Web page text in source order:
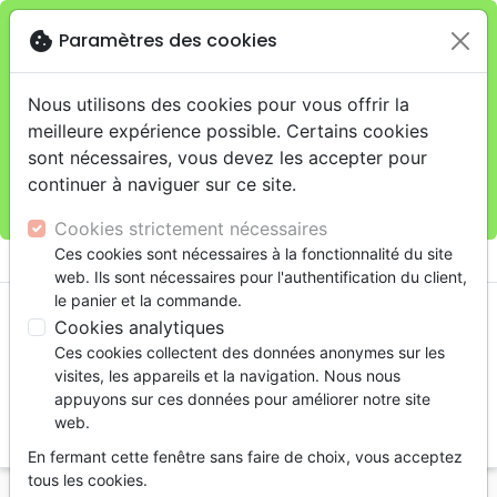
Je veux retirer ma commande au 11 rue de Rive,
Genèveclose
warningCette boutique en ligne est limitée au retrait en
magasin.
Pour les livraisons à domicile, veuillez passer vos
commandes sur la boutique La Maison de la Bible
shopping_cart
cookie Paramètres des cookies
Nous utilisons des cookies pour vous offrir la
meilleure expérience possible. Certains cookies
sont nécessaires, vous devez les accepter pour
continuer à naviguer sur ce site.
Cookies strictement nécessaires
Ces cookies sont nécessaires à la fonctionnalité du site
web. Ils sont nécessaires pour l'authentification du client,
le panier et la commande.
Cookies analytiques
Ces cookies collectent des données anonymes sur les
visites, les appareils et la navigation. Nous nous
appuyons sur ces données pour améliorer notre site
web.
En fermant cette fenêtre sans faire de choix, vous acceptez
tous les cookies.